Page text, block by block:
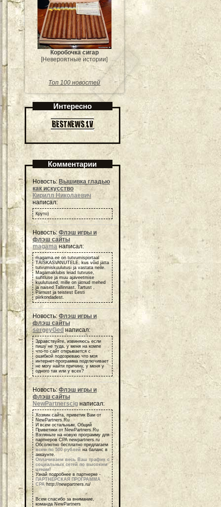
Коробочка сигар
[Невероятные истории]
Топ 100 новостей
Интересно
Комментарии
Новость: Вышивка гладью
как искусство
Кирилл Николаевич
написал:
Круто)
Новость:Флэш игры и
флэш сайты
magama написал:
magama.ee on tutvumisportaal
TÄISKASVANUTELE, kus võid jätta
tutvumiskuulutusi ja vastata neile.
Magamaklubis leiad tutvuse,
suhtluse ja muu ajaveetmise
kuulutused, mille on jätnud mehed
ja naised Tallinnast, Tartust ,
Pärnust ja teistest Eesti
piirkondadest.
Новость: Флэш игры и
флэш сайты
sergeyGedнаписал:
Здравствуйте, извиняюсь если
пишу не туда, у меня на компе
что-то сайт открывается с
ошибкой подозреваю что моя
интернет-программа подглючивает
не могу найти причину, у меня у
одного так или у всех?
Новость: Флэш игры и
флэш сайты
NewPartnerscig написал:
Хозяин сайта, приветик Вам от
NewPartners.Ru
И всем остальным, Общий
Приветики от NewPartners.Ru
Взгляньте на новую программу для
партнеров СРА newpartners.ru
Обсолютно бесплатно предлагаем
всем по 500 рублей на баланс в
аккаунте.
Оплачиваем весь Ваш трафик с
социальных сетей по высоким
ценам!
Узнай подробнее в партнерке -
ПАРТНЕРСКАЯ ПРОГРАММА
СРА http://newpartners.ru/
Всем спасибо за внимание,
команда NewPartners